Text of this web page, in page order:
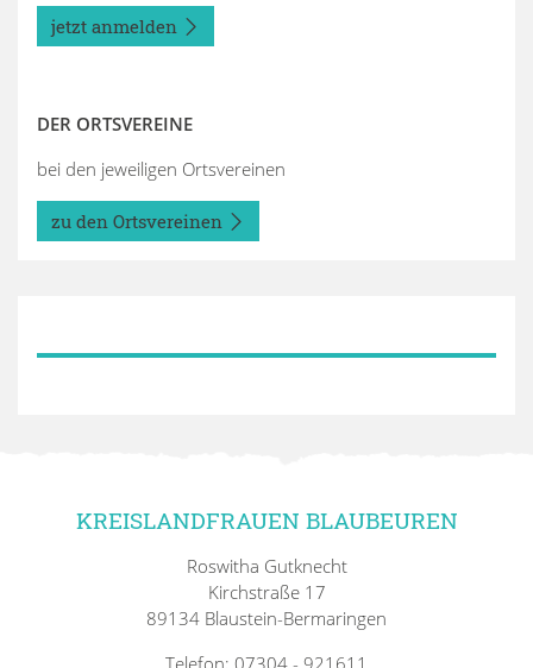
jetzt anmelden
DER ORTSVEREINE
bei den jeweiligen Ortsvereinen
zu den Ortsvereinen
KREISLANDFRAUEN BLAUBEUREN
Roswitha Gutknecht
Kirchstraße 17
89134 Blaustein-Bermaringen
Telefon: 07304 - 921611